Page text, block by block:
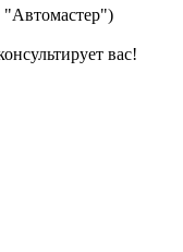
вас!